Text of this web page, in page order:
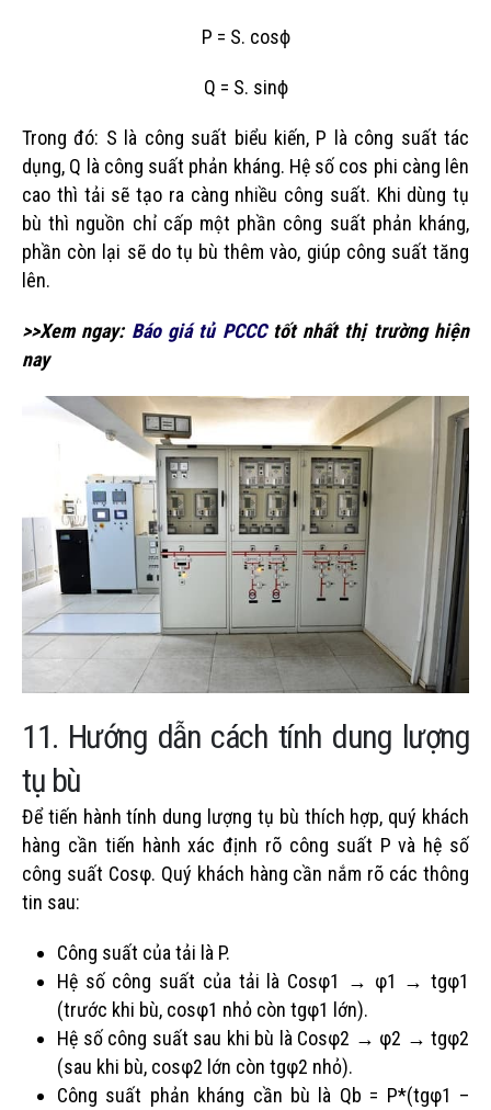
P = S. cosϕ
Q = S. sinϕ
Trong đó: S là công suất biểu kiến, P là công suất tác
dụng, Q là công suất phản kháng. Hệ số cos phi càng lên
cao thì tải sẽ tạo ra càng nhiều công suất. Khi dùng tụ
bù thì nguồn chỉ cấp một phần công suất phản kháng,
phần còn lại sẽ do tụ bù thêm vào, giúp công suất tăng
lên.
>>Xem ngay: Báo giá tủ PCCCtốt nhất thị trường hiện
nay
11. Hướng dẫn cách tính dung lượng
tụ bù
Để tiến hành tính dung lượng tụ bù thích hợp, quý khách
hàng cần tiến hành xác định rõ công suất P và hệ số
công suất Cosφ. Quý khách hàng cần nắm rõ các thông
tin sau:
Công suất của tải là P.
Hệ số công suất của tải là Cosφ1 → φ1 → tgφ1
(trước khi bù, cosφ1 nhỏ còn tgφ1 lớn).
Hệ số công suất sau khi bù là Cosφ2 → φ2 → tgφ2
(sau khi bù, cosφ2 lớn còn tgφ2 nhỏ).
Công suất phản kháng cần bù là Qb = P*(tgφ1 –